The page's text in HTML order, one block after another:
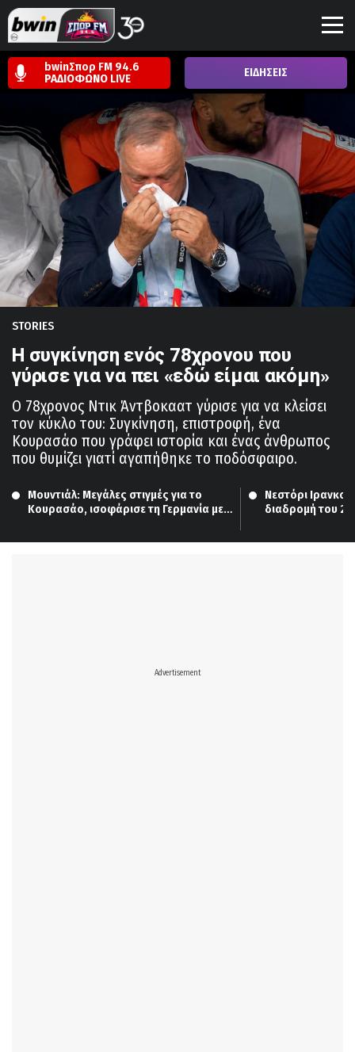
bwinΣπορ FM 94.6
ΡΑΔΙΟΦΩΝΟ LIVE ΕΙΔΗΣΕΙΣ
STORIES
Η συγκίνηση ενός 78χρονου που
γύρισε για να πει «εδώ είμαι ακόμη»
Ο 78χρονος Ντικ Άντβοκαατ γύρισε για να κλείσει
τον κύκλο του: Συγκίνηση, επιστροφή, ένα
Κουρασάο που γράφει ιστορία και ένας άνθρωπος
που θυμίζει γιατί αγαπήθηκε το ποδόσφαιρο.
Μουντιάλ: Μεγάλες στιγμές για το
Κουρασάο, ισοφάρισε τη Γερμανία με
Νεστόρι
διαδρομή του